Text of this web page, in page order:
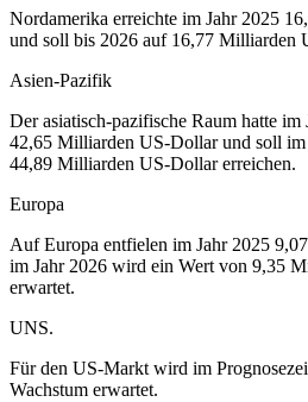
Nordamerika erreichte im Jahr 2025
und soll bis 2026 auf 16,77 Milliarden
Asien-Pazifik
Der asiatisch-pazifische Raum hatte
42,65 Milliarden US-Dollar und soll im
44,89 Milliarden US-Dollar erreichen.
Europa
Auf Europa entfielen im Jahr 2025
im Jahr 2026 wird ein Wert von 9,35
erwartet.
UNS.
Für den US-Markt wird im
Wachstum erwartet.